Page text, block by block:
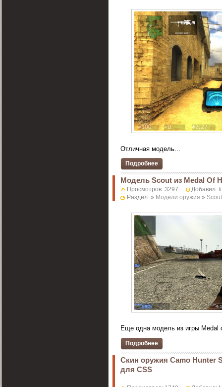
Отличная модель...
Подробнее
Модель Scout из Medal Of
Просмотров: 3297 Добавил:
Раздел: » Модели оружия »
Еще одна модель из игры Medal
Подробнее
Скин оружия Camo Hunter
для CSS